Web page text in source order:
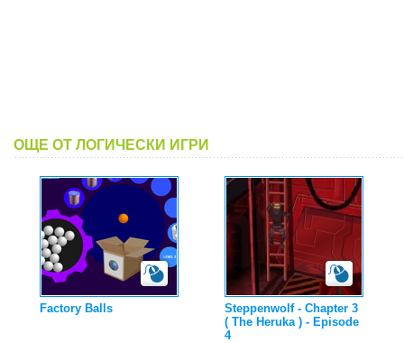
ОЩЕ ОТ ЛОГИЧЕСКИ ИГРИ
Factory Balls
Steppenwolf - Chapter 3
( The Heruka ) - Episode
4